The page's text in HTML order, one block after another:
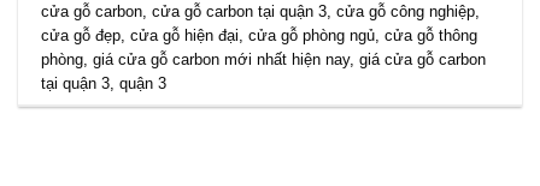
cửa gỗ carbon ,cửa gỗ carbon tại quận 3 ,cửa gỗ công nghiệp
cửa gỗ đẹp ,cửa gỗ hiện đại ,cửa gỗ phòng ngủ ,cửa gỗ thông
phòng ,giá cửa gỗ carbon mới nhất hiện nay,giá cửa gỗ carbon
tại quận 3 ,quận 3